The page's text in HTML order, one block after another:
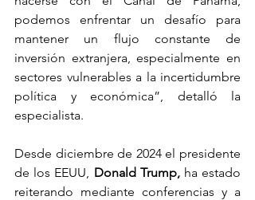
podemos enfrentar un desafío para
mantener un flujo constante de
inversión extranjera, especialmente en
sectores vulnerables a la incertidumbre
política y económica”, detalló la
especialista.
Desde diciembre de 2024 el presidente
de los EEUU, Donald Trump, ha estado
reiterando mediante conferencias y a